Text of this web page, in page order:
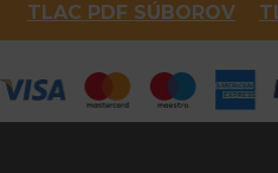
TLAC PDF SÚBOROV